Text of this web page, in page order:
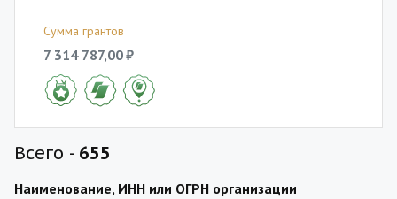
Сумма грантов
7 314 787,00 ₽
Всего - 655
Наименование, ИНН или ОГРН организации